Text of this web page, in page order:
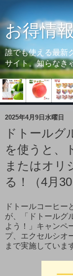
お得情
誰でも使える最新
サイト。知らなき
2025年4月9日水曜日
ドトールグ
を使うと、
またはオリ
る！（4月30
ドトールコーヒー
が、「ドトールグ
よう！」キャンペ
プ、エクセルシオ
まで実施していま